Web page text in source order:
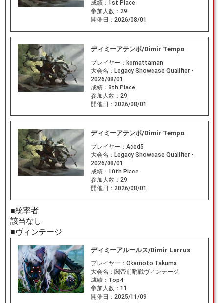
成績： 1st Place
参加人数： 29
開催日： 2026/08/01
ディミーアテンポ/Dimir Tempo
プレイヤー： komattaman
大会名： Legacy Showcase Qualifier -
2026/08/01
成績： 8th Place
参加人数： 29
開催日： 2026/08/01
ディミーアテンポ/Dimir Tempo
プレイヤー： Aced5
大会名： Legacy Showcase Qualifier -
2026/08/01
成績： 10th Place
参加人数： 29
開催日： 2026/08/01
■統率者
該当なし
■ヴィンテージ
ディミーアルールス/Dimir Lurrus
プレイヤー： Okamoto Takuma
大会名： 関帝前哨戦ヴィンテージ
成績： Top4
参加人数： 11
開催日： 2025/11/09